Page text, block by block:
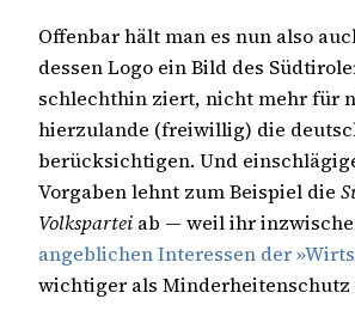
Offenbar hält man es nun also
dessen Logo ein Bild des
schlechthin ziert, nicht mehr für
hierzulande (freiwillig) die
berücksichtigen. Und
Vorgaben lehnt zum Beispiel die
Volkspartei ab — weil ihr
angeblichen Interessen der
wichtiger als Minderheitenschutz